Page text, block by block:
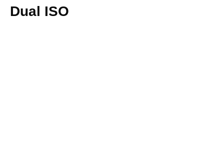
Dual ISO